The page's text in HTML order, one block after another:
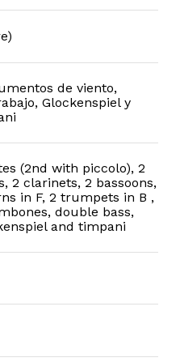
de viento,
Glockenspiel y
(2nd with piccolo), 2
2 clarinets, 2 bassoons,
in F, 2 trumpets in B ,
double bass,
and timpani